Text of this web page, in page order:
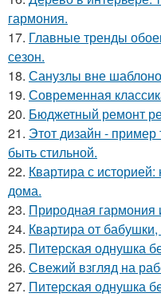
гармония.
17. Главные тренды
сезон.
18. Санузлы вне
19. Современная
20. Бюджетный ремонт
21. Этот дизайн - пример
быть стильной.
22. Квартира с
дома.
23. Природная гармония
24. Квартира от
25. Питерская однушка
26. Свежий взгляд на
27. Питерская однушка